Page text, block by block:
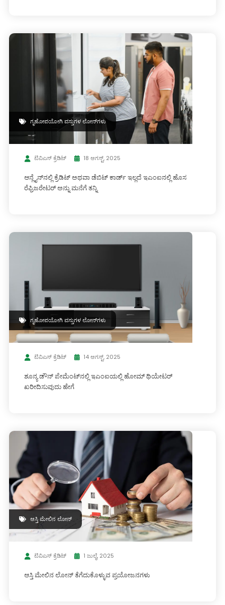
ಗೃಹೋಪಯೋಗಿ ವಸ್ತುಗಳ ಲೋನ್‌ಗಳು
ಟಿವಿಎಸ್ ಕ್ರೆಡಿಟ್ 18 ಆಗಸ್ಟ್, 2025
ಆನ್ಲೈನ್‌ನಲ್ಲಿ ಕ್ರೆಡಿಟ್ ಅಥವಾ ಡೆಬಿಟ್ ಕಾರ್ಡ್ ಇಲ್ಲದೆ ಇಎಂಐನಲ್ಲಿ ಹೊಸ
ರೆಫ್ರಿಜರೇಟರ್ ಅನ್ನು ಮನೆಗೆ ತನ್ನಿ
ಗೃಹೋಪಯೋಗಿ ವಸ್ತುಗಳ ಲೋನ್‌ಗಳು
ಟಿವಿಎಸ್ ಕ್ರೆಡಿಟ್ 14 ಆಗಸ್ಟ್, 2025
ಶೂನ್ಯ ಡೌನ್ ಪೇಮೆಂಟ್‌ನಲ್ಲಿ ಇಎಂಐಯಲ್ಲಿ ಹೋಮ್ ಥಿಯೇಟರ್
ಖರೀದಿಸುವುದು ಹೇಗೆ
ಆಸ್ತಿ ಮೇಲಿನ ಲೋನ್
ಟಿವಿಎಸ್ ಕ್ರೆಡಿಟ್ 1 ಜುಲೈ, 2025
ಆಸ್ತಿ ಮೇಲಿನ ಲೋನ್ ತೆಗೆದುಕೊಳ್ಳುವ ಪ್ರಯೋಜನಗಳು